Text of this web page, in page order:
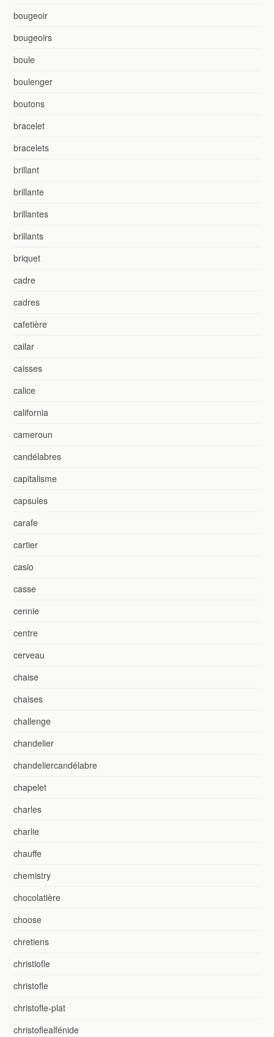
bougeoir
bougeoirs
boule
boulenger
boutons
bracelet
bracelets
brillant
brillante
brillantes
brillants
briquet
cadre
cadres
cafetière
cailar
caisses
calice
california
cameroun
candélabres
capitalisme
capsules
carafe
cartier
casio
casse
cennie
centre
cerveau
chaise
chaises
challenge
chandelier
chandeliercandélabre
chapelet
charles
charlie
chauffe
chemistry
chocolatière
choose
chretiens
christiofle
christofle
christofle-plat
christoflealfénide